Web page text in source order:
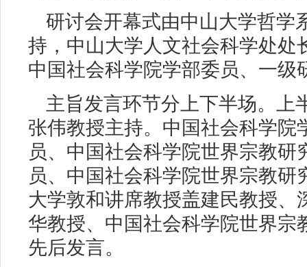
研讨会开幕式由中山大学哲学
持，中山大学人文社会科学处处
中国社会科学院学部委员、一级
主旨发言环节分上下半场。上
张伟教授主持。中国社会科学院
员、中国社会科学院世界宗教研
员、中国社会科学院世界宗教
大学敦和讲席教授盖建民教授、
华教授、中国社会科学院世界宗
先后发言。